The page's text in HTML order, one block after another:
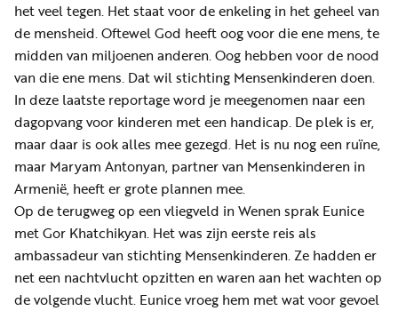
het veel tegen. Het staat voor de enkeling in het geheel van
de mensheid. Oftewel God heeft oog voor die ene mens, te
midden van miljoenen anderen. Oog hebben voor de nood
van die ene mens. Dat wil stichting Mensenkinderen doen.
In deze laatste reportage word je meegenomen naar een
dagopvang voor kinderen met een handicap. De plek is er,
maar daar is ook alles mee gezegd. Het is nu nog een ruïne,
maar Maryam Antonyan, partner van Mensenkinderen in
Armenië, heeft er grote plannen mee.
Op de terugweg op een vliegveld in Wenen sprak Eunice
met Gor Khatchikyan. Het was zijn eerste reis als
ambassadeur van stichting Mensenkinderen. Ze hadden er
net een nachtvlucht opzitten en waren aan het wachten op
de volgende vlucht. Eunice vroeg hem met wat voor gevoel